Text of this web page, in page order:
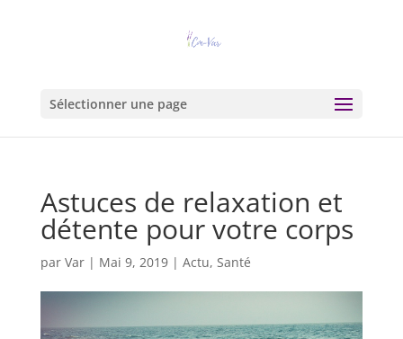
Sélectionner une page
Astuces de relaxation et
détente pour votre corps
par Var| Mai 9, 2019| Actu, Santé